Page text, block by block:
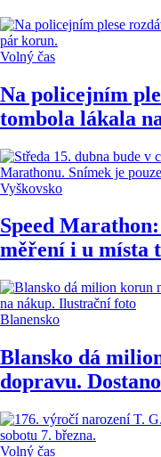
Volný čas
Na policejním
tombola lákala
Vyškovsko
Speed
měření i u místa
Blanensko
Blansko dá
dopravu.
Volný čas